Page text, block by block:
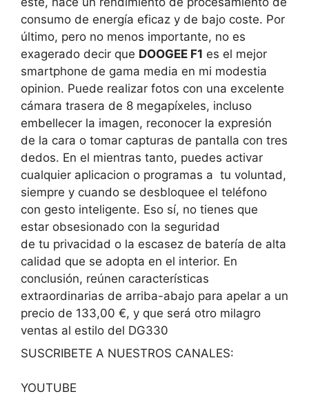
consumo de energía eficaz y de bajo coste. Por
último, pero no menos importante, no es
exagerado decir que DOOGEE F1 es el mejor
smartphone de gama media en mi modestia
opinion. Puede realizar fotos con una excelente
cámara trasera de 8 megapíxeles, incluso
embellecer la imagen, reconocer la expresión
de la cara o tomar capturas de pantalla con tres
dedos. En el mientras tanto, puedes activar
cualquier aplicacion o programas a tu voluntad,
siempre y cuando se desbloquee el teléfono
con gesto inteligente. Eso sí, no tienes que
estar obsesionado con la seguridad
de tu privacidad o la escasez de batería de alta
calidad que se adopta en el interior. En
conclusión, reúnen características
extraordinarias de arriba-abajo para apelar a un
precio de 133,00 €, y que será otro milagro
ventas al estilo del DG330
SUSCRIBETE A NUESTROS CANALES:
YOUTUBE